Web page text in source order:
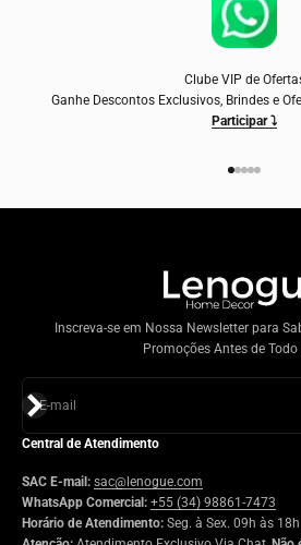
Clube VIP de
Ganhe Descontos Exclusivos, Brindes e
Participar ⤵
Ir para item 1
Ir para item
Ir para
Ir para
Ir para
Inscreva-se em Nossa Newsletter para
Promoções Antes de
E-mail
Assinar
Central de Atendimento
SAC E-mail: sac@lenogue.com
WhatsApp Comercial: +55 (34) 98861-7473
Horário de Atendimento: Seg. à Sex. 09h às